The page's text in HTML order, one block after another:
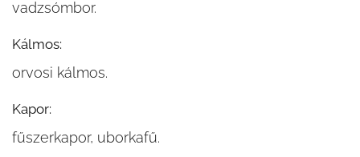
vadzsómbor.
Kálmos:
orvosi kálmos.
Kapor:
fűszerkapor, uborkafű.